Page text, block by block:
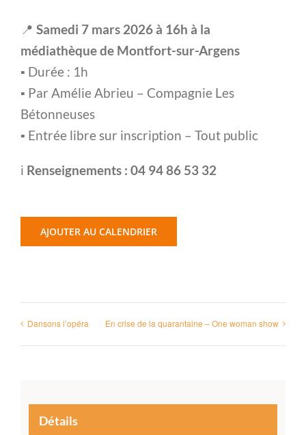
📍 Samedi 7 mars 2026 à 16h à la
médiathèque de Montfort-sur-Argens
▪️ Durée : 1h
▪️ Par Amélie Abrieu – Compagnie Les
Bétonneuses
▪️ Entrée libre sur inscription – Tout public
ℹ️ Renseignements : 04 94 86 53 32
AJOUTER AU CALENDRIER
Dansons l’opéra En crise de la quarantaine – One woman show
Détails